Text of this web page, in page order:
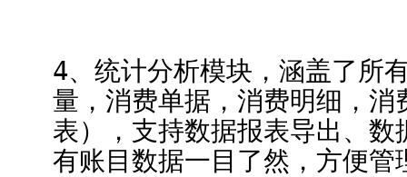
4、统计分析模块，涵盖了所
量，消费单据，消费明细，
表），支持数据报表导出、
有账目数据一目了然，方便管